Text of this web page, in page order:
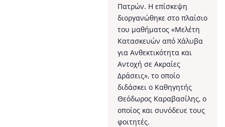
Πατρών. Η επίσκεψη
διοργανώθηκε στο πλαίσιο
του μαθήματος «Μελέτη
Κατασκευών από Χάλυβα
για Ανθεκτικότητα και
Αντοχή σε Ακραίες
Δράσεις», το οποίο
διδάσκει ο Καθηγητής
Θεόδωρος Καραβασίλης, ο
οποίος και συνόδευε τους
φοιτητές.